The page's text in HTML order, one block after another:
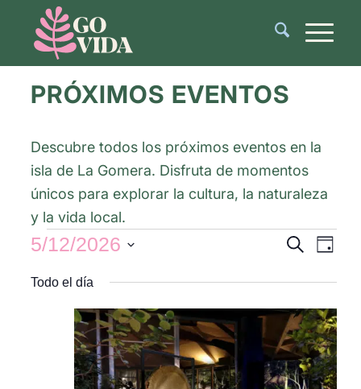
PRÓXIMOS EVENTOS
Descubre todos los próximos eventos en la
isla de La Gomera. Disfruta de momentos
únicos para explorar la cultura, la naturaleza
y la vida local.
y
vistas
de
Eventos
Buscar
de
Día
5/12/2026
Todo el día